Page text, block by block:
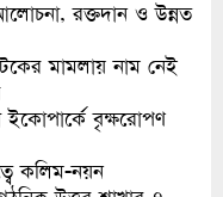
রক্তদান ও উন্নত
মামলায় নাম নেই
ইকোপার্কে বৃক্ষরোপণ
কলিম-নয়ন